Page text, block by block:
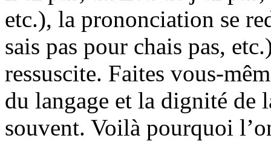
etc.), la prononciation se
sais pas pour chais pas,
ressuscite. Faites vous-
du langage et la dignité de
souvent. Voilà pourquoi